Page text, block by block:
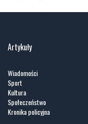
Artykuły
Wiadomości
Sport
Kultura
Społeczeństwo
Kronika policyjna